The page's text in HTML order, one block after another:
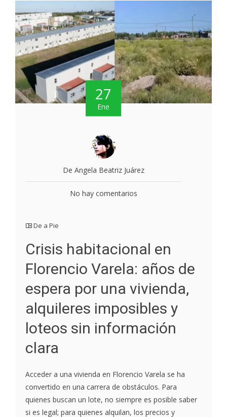
27
Ene
De Angela Beatriz Juárez
No hay comentarios
De a Pie
Crisis habitacional en
Florencio Varela: años de
espera por una vivienda,
alquileres imposibles y
loteos sin información
clara
Acceder a una vivienda en Florencio Varela se ha
convertido en una carrera de obstáculos. Para
quienes buscan un lote, no siempre es posible saber
si es legal; para quienes alquilan, los precios y